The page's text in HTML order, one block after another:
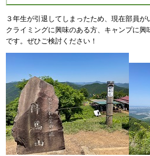
３年生が引退してしまったため、現在部員が
クライミングに興味のある方、キャンプに
です。ぜひご検討ください！